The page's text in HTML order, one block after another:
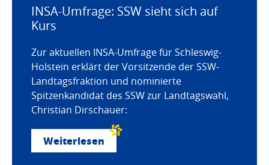
INSA-Umfrage: SSW sieht sich auf
Kurs
Zur aktuellen INSA-Umfrage für Schleswig-
Holstein erklärt der Vorsitzende der SSW-
Landtagsfraktion und nominierte
Spitzenkandidat des SSW zur Landtagswahl,
Christian Dirschauer:
Weiterlesen